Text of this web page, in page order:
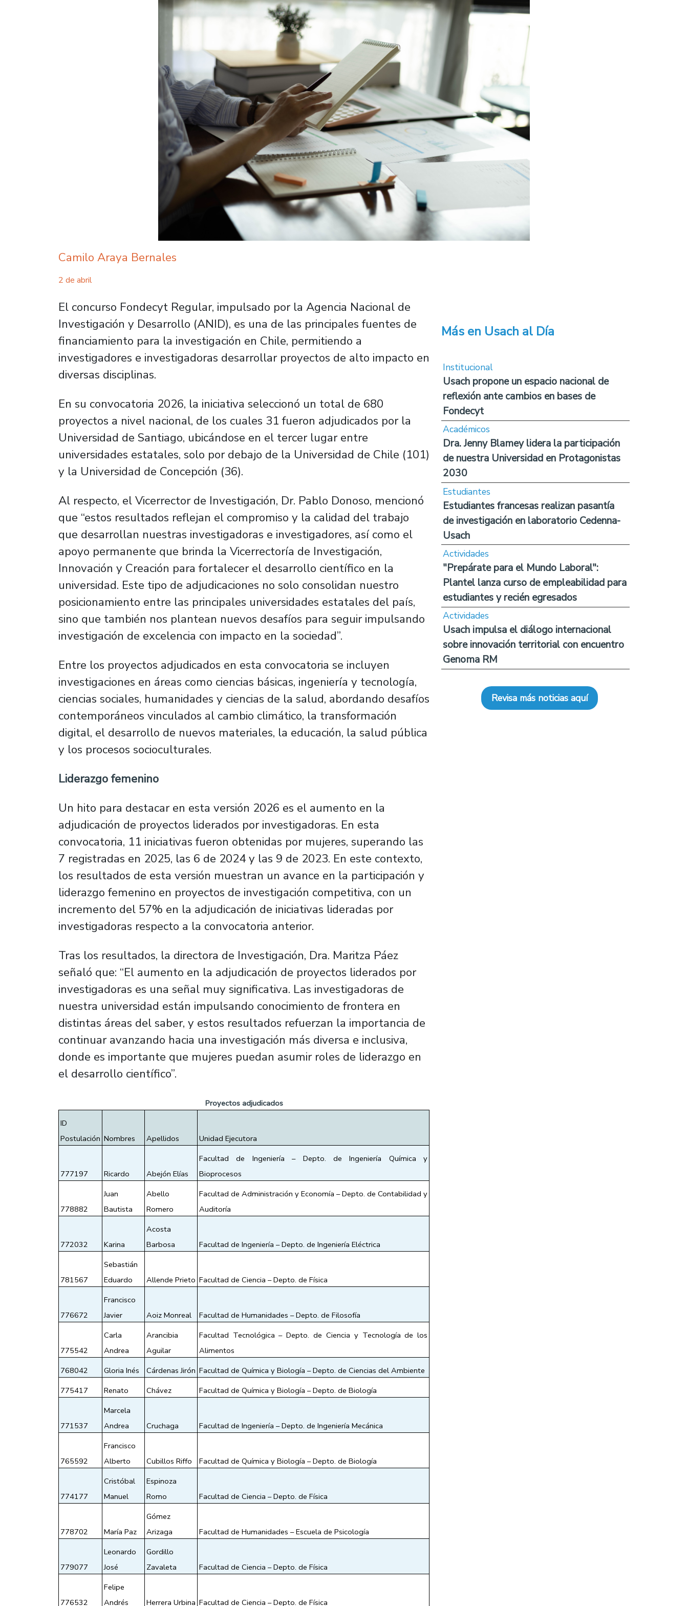
Camilo Araya Bernales
2 de abril
El concurso Fondecyt Regular, impulsado por la Agencia Nacional de
Investigación y Desarrollo (ANID), es una de las principales fuentes de
financiamiento para la investigación en Chile, permitiendo a
investigadores e investigadoras desarrollar proyectos de alto impacto en
diversas disciplinas.
En su convocatoria 2026, la iniciativa seleccionó un total de 680
proyectos a nivel nacional, de los cuales 31 fueron adjudicados por la
Universidad de Santiago, ubicándose en el tercer lugar entre
universidades estatales, solo por debajo de la Universidad de Chile (101)
y la Universidad de Concepción (36).
Al respecto, el Vicerrector de Investigación, Dr. Pablo Donoso, mencionó
que “estos resultados reflejan el compromiso y la calidad del trabajo
que desarrollan nuestras investigadoras e investigadores, así como el
apoyo permanente que brinda la Vicerrectoría de Investigación,
Innovación y Creación para fortalecer el desarrollo científico en la
universidad. Este tipo de adjudicaciones no solo consolidan nuestro
posicionamiento entre las principales universidades estatales del país,
sino que también nos plantean nuevos desafíos para seguir impulsando
investigación de excelencia con impacto en la sociedad”.
Entre los proyectos adjudicados en esta convocatoria se incluyen
investigaciones en áreas como ciencias básicas, ingeniería y tecnología,
ciencias sociales, humanidades y ciencias de la salud, abordando desafíos
contemporáneos vinculados al cambio climático, la transformación
digital, el desarrollo de nuevos materiales, la educación, la salud pública
y los procesos socioculturales.
Liderazgo femenino
Un hito para destacar en esta versión 2026 es el aumento en la
adjudicación de proyectos liderados por investigadoras. En esta
convocatoria, 11 iniciativas fueron obtenidas por mujeres, superando las
7 registradas en 2025, las 6 de 2024 y las 9 de 2023. En este contexto,
los resultados de esta versión muestran un avance en la participación y
liderazgo femenino en proyectos de investigación competitiva, con un
incremento del 57% en la adjudicación de iniciativas lideradas por
investigadoras respecto a la convocatoria anterior.
Tras los resultados, la directora de Investigación, Dra. Maritza Páez
señaló que: “El aumento en la adjudicación de proyectos liderados por
investigadoras es una señal muy significativa. Las investigadoras de
nuestra universidad están impulsando conocimiento de frontera en
distintas áreas del saber, y estos resultados refuerzan la importancia de
continuar avanzando hacia una investigación más diversa e inclusiva,
donde es importante que mujeres puedan asumir roles de liderazgo en
el desarrollo científico”.
Proyectos adjudicados
ID
Postulación Nombres Apellidos Unidad Ejecutora
777197 Ricardo Abejón Elías
Facultad de Ingeniería – Depto. de Ingeniería Química y
Bioprocesos
778882
Juan
Bautista
Abello
Romero
Facultad de Administración y Economía – Depto. de Contabilidad y
Auditoría
772032 Karina
Acosta
Barbosa
Facultad de Ingeniería – Depto. de Ingeniería Eléctrica
781567
Sebastián
Eduardo
Allende Prieto Facultad de Ciencia – Depto. de Física
776672
Francisco
Javier
Aoiz Monreal Facultad de Humanidades – Depto. de Filosofía
775542
Carla
Andrea
Arancibia
Aguilar
Facultad Tecnológica – Depto. de Ciencia y Tecnología de los
Alimentos
768042
Gloria Inés Cárdenas Jirón Facultad de Química y Biología – Depto. de Ciencias del Ambiente
775417
Renato Chávez Facultad de Química y Biología – Depto. de Biología
771537
Marcela
Andrea
Cruchaga Facultad de Ingeniería – Depto. de Ingeniería Mecánica
765592
Francisco
Alberto
Cubillos Riffo Facultad de Química y Biología – Depto. de Biología
774177
Cristóbal
Manuel
Espinoza
Romo
Facultad de Ciencia – Depto. de Física
778702 María Paz
Gómez
Arizaga
Facultad de Humanidades – Escuela de Psicología
779077
Leonardo
José
Gordillo
Zavaleta
Facultad de Ciencia – Depto. de Física
776532
Felipe
Andrés
Herrera Urbina Facultad de Ciencia – Depto. de Física
Más en Usach al Día
Institucional
Usach propone un espacio nacional de
reflexión ante cambios en bases de
Fondecyt
Académicos
Dra. Jenny Blamey lidera la participación
de nuestra Universidad en Protagonistas
2030
Estudiantes
Estudiantes francesas realizan pasantía
de investigación en laboratorio Cedenna-
Usach
Actividades
"Prepárate para el Mundo Laboral":
Plantel lanza curso de empleabilidad para
estudiantes y recién egresados
Actividades
Usach impulsa el diálogo internacional
sobre innovación territorial con encuentro
Genoma RM
Revisa más noticias aquí